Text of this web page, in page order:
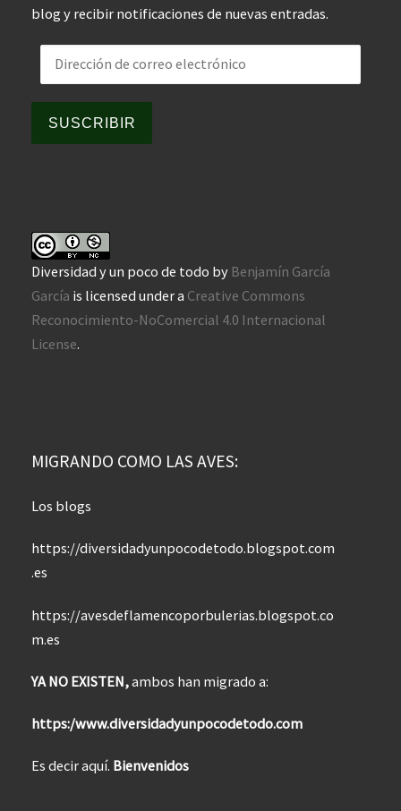
blog y recibir notificaciones de nuevas entradas.
Dirección de correo electrónico
SUSCRIBIR
Diversidad y un poco de todo by Benjamín García
García is licensed under a Creative Commons
Reconocimiento-NoComercial 4.0 Internacional
License.
MIGRANDO COMO LAS AVES:
Los blogs
https://diversidadyunpocodetodo.blogspot.com
.es
https://avesdeflamencoporbulerias.blogspot.co
m.es
YA NO EXISTEN,ambos han migrado a:
https:/www.diversidadyunpocodetodo.com
Es decir aquí. Bienvenidos